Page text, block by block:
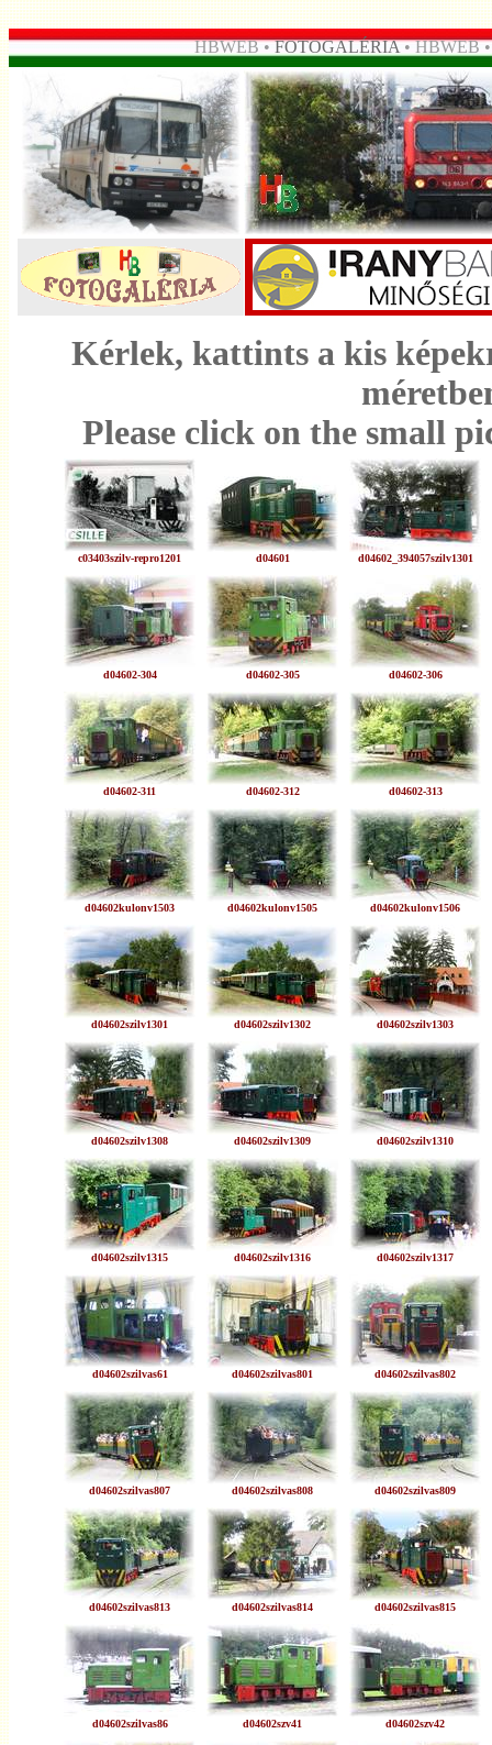
HBWEB •FOTOGALÉRIA• HBWEB
Kérlek, kattints a kis
Please click on the small
c03403szilv-repro1201 d04601 d04602_394057szilv1301
d04602-304 d04602-305 d04602-306
d04602-311 d04602-312 d04602-313
d04602kulonv1503 d04602kulonv1505 d04602kulonv1506
d04602szilv1301 d04602szilv1302 d04602szilv1303
d04602szilv1308 d04602szilv1309 d04602szilv1310
d04602szilv1315 d04602szilv1316 d04602szilv1317
d04602szilvas61 d04602szilvas801 d04602szilvas802
d04602szilvas807 d04602szilvas808 d04602szilvas809
d04602szilvas813 d04602szilvas814 d04602szilvas815
d04602szilvas86 d04602szv41 d04602szv42